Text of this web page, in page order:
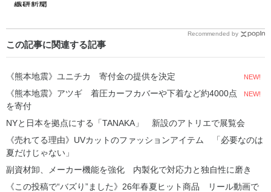
Recommended by
この記事に関連する記事
《熊本地震》ユニチカ 寄付金の提供を決定 NEW!
《熊本地震》アツギ 着圧カーフカバーや下着など約4000点
を寄付
NEW!
NYと日本を拠点にする「TANAKA」 新設のアトリエで展覧会
《売れてる理由》UVカットのファッションアイテム 「必要なのは
夏だけじゃない」
副資材卸、メーカー機能を強化 内製化で対応力と独自性に磨き
《この投稿で“バズり”ました》26年春夏ヒット商品 リール動画で